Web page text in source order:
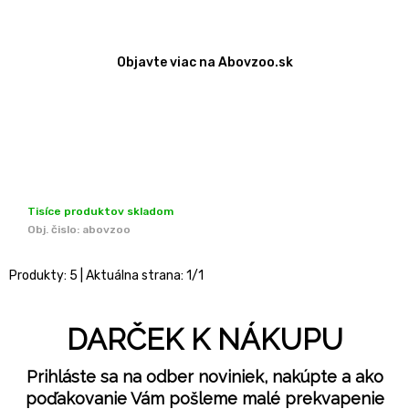
Objavte viac na Abovzoo.sk
Tisíce produktov skladom
Obj. čislo: abovzoo
Produkty: 5 | Aktuálna strana: 1/1
DARČEK K NÁKUPU
Prihláste sa na odber noviniek, nakúpte a ako
poďakovanie Vám pošleme malé prekvapenie